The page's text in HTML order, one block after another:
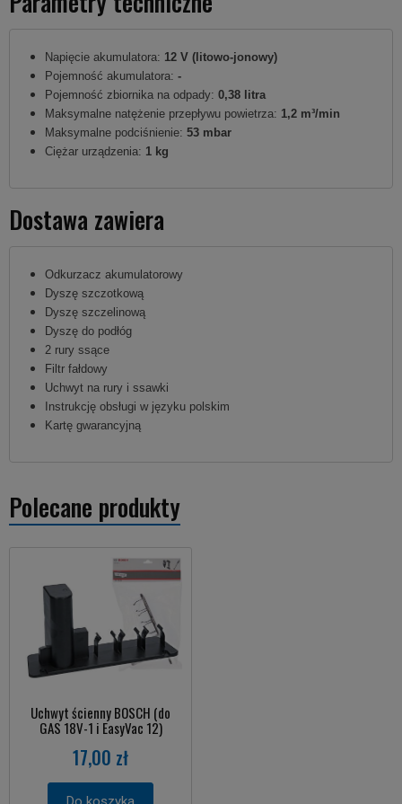
Napięcie akumulatora: 12 V (litowo-jonowy)
Pojemność akumulatora: -
Pojemność zbiornika na odpady: 0,38 litra
Maksymalne natężenie przepływu powietrza: 1,2 m³/min
Maksymalne podciśnienie: 53 mbar
Ciężar urządzenia: 1 kg
Dostawa zawiera
Odkurzacz akumulatorowy
Dyszę szczotkową
Dyszę szczelinową
Dyszę do podłóg
2 rury ssące
Filtr fałdowy
Uchwyt na rury i ssawki
Instrukcję obsługi w języku polskim
Kartę gwarancyjną
Polecane produkty
Uchwyt ścienny BOSCH (do
GAS 18V-1 i EasyVac 12)
17,00 zł